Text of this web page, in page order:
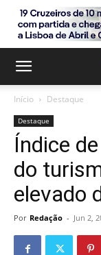
Início Destaque
Destaque
Índice
do
elevado
Por Redação - Jun 2,